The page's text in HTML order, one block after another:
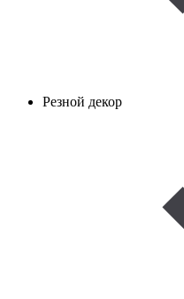
Резной декор